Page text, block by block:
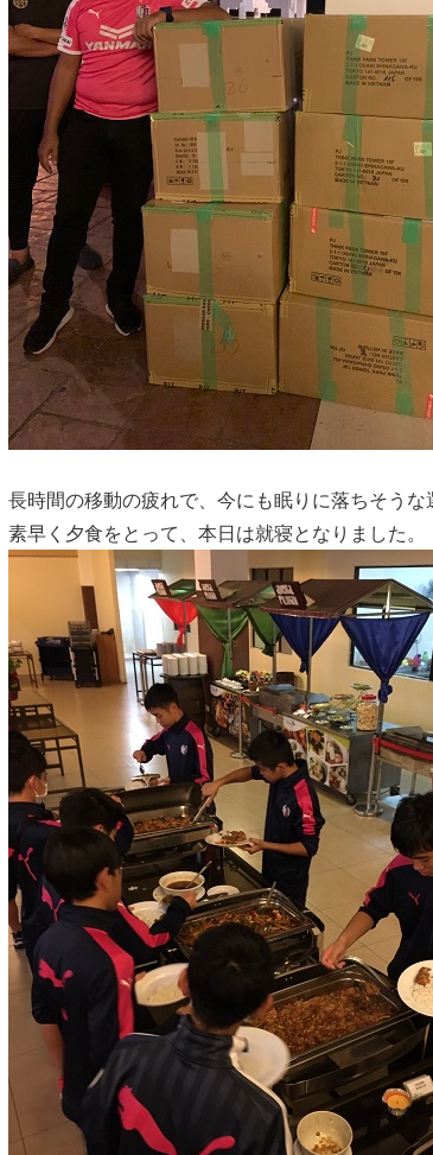
長時間の移動の疲れで、今にも眠りに落ちそうな
素早く夕食をとって、本日は就寝となりました。